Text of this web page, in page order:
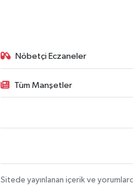
Nöbetçi Eczaneler
Tüm Manşetler
Sitede yayınlanan içerik ve